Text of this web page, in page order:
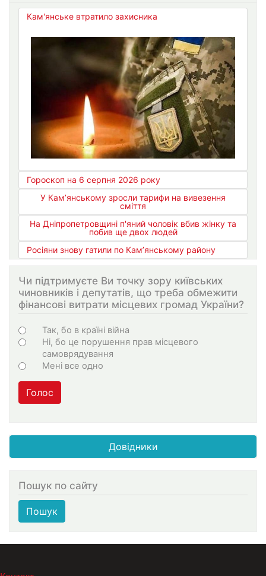
Кам'янське втратило захисника
Гороскоп на 6 серпня 2026 року
У Кам’янському зросли тарифи на вивезення
сміття
На Дніпропетровщині п'яний чоловік вбив жінку та
побив ще двох людей
Росіяни знову гатили по Кам’янському району
Чи підтримуєте Ви точку зору київських
чиновників і депутатів, що треба обмежити
фінансові витрати місцевих громад України?
Варіанти
Так, бо в країні війна
Ні, бо це порушення прав місцевого
самоврядування
Мені все одно
Голос
Довідники
Пошук по сайту
Пошук
МЕНЮ В ПОДВАЛЕ